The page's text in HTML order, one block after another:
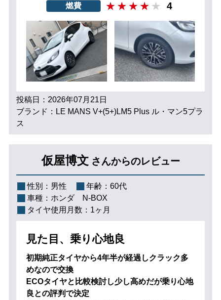
燃費 4
投稿日：2026年07月21日
ブランド：LE MANS V+(5+)LM5 Plus ル・マン5プラ
ス
仮屋博文 さんからのレビュー
性別： 男性 年齢： 60代
車種： ホンダ N-BOX
タイヤ使用月数： 1ヶ月
見た目、乗り心地良
初期純正タイヤから4年半が経過しクラック多
めなので交換
ECOタイヤと比較検討し少し高めだが乗り心地
良との評判で決定